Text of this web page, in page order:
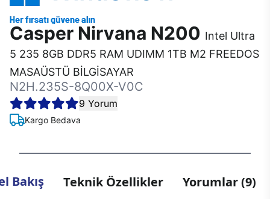
Casper Nirvana N200 Intel Ultra
5 235 8GB DDR5 RAM UDIMM 1TB M2 FREEDOS
MASAÜSTÜ BİLGİSAYAR
N2H.235S-8Q00X-V0C
9 Yorum
Kargo Bedava
Bakış Teknik Özellikler Yorumlar (9)